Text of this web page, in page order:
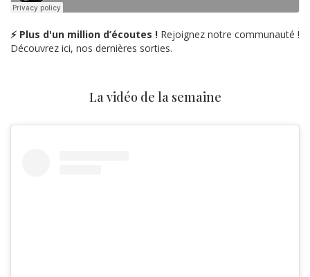
⚡ Plus d'un million d’écoutes ! Rejoignez notre communauté !
Découvrez ici, nos dernières sorties.
La vidéo de la semaine